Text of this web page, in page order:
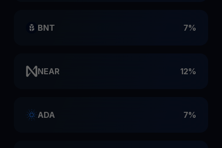
BNT 7%
NEAR 12%
ADA 7%